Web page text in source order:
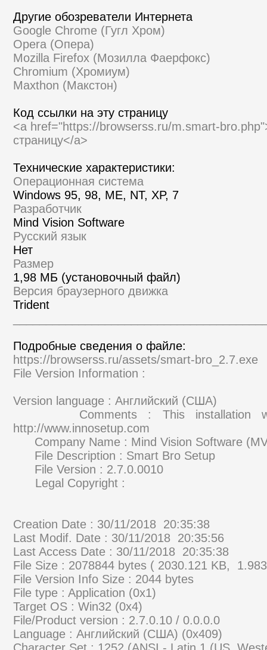
Другие обозреватели Интернета
Google Chrome (Гугл Хром)
Opera (Опера)
Mozilla Firefox (Мозилла Фаерфокс)
Chromium (Хромиум)
Maxthon (Макстон)
Код ссылки на эту страницу
<a href="https://browserss.ru/m.smart-
страницу</a>
Технические характеристики:
Операционная система
Windows 95, 98, ME, NT, XP, 7
Разработчик
Mind Vision Software
Русский язык
Нет
Размер
1,98 МБ (установочный файл)
Версия браузерного движка
Trident
Подробные сведения о файле:
https://browserss.ru/assets/smart-bro_2.7.exe
File Version Information :
Version language : Английский (США)
Comments : This installation
http://www.innosetup.com
Company Name : Mind
File Description :
File Version : 2.7.0.0010
Legal
Creation Date : 30/11/2018 20:35:38
Last Modif. Date : 30/11/2018 20:35:56
Last Access Date : 30/11/2018 20:35:38
File Size : 2078844 bytes ( 2030.121 KB,
File Version Info Size : 2044 bytes
File type : Application (0x1)
Target OS : Win32 (0x4)
File/Product version : 2.7.0.10 / 0.0.0.0
Language : Английский (США) (0x409)